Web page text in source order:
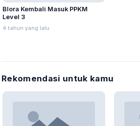
Blora Kembali Masuk PPKM
Level 3
4 tahun yang lalu
Rekomendasi untuk kamu